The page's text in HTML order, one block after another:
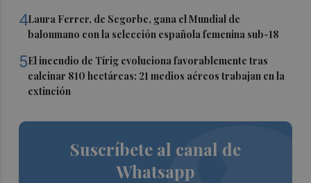
4Laura Ferrer, de Segorbe, gana el Mundial de
balonmano con la selección española femenina sub-18
5El incendio de Tírig evoluciona favorablemente tras
calcinar 810 hectáreas: 21 medios aéreos trabajan en la
extinción
Suscríbete al canal de
Whatsapp